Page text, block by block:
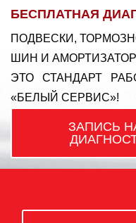
БЕСПЛАТНАЯ
ПОДВЕСКИ,
ШИН И
ЭТО СТАНДАРТ
«БЕЛЫЙ СЕРВИС»!
ЗАПИСЬ